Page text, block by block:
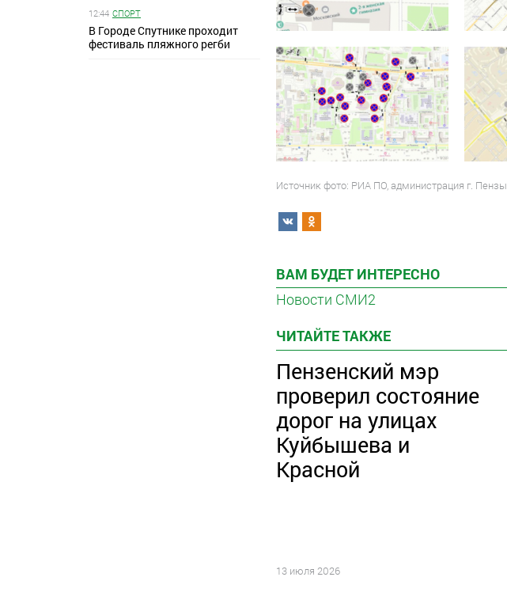
12:44 СПОРТ
В Городе Спутнике проходит
фестиваль пляжного регби
Источник фото: РИА ПО, администрация г. Пензы
ВАМ БУДЕТ ИНТЕРЕСНО
Новости СМИ2
ЧИТАЙТЕ ТАКЖЕ
Пензенский мэр
проверил состояние
дорог на улицах
Куйбышева и
Красной
13 июля 2026